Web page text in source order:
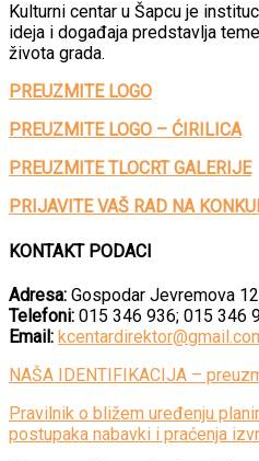
Kulturni centar u Šapcu je
ideja i događaja predstavlja
života grada.
PREUZMITE LOGO
PREUZMITE LOGO – ĆIRILICA
PREUZMITE TLOCRT GALERIJE
PRIJAVITE VAŠ RAD NA
KONTAKT PODACI
Adresa: Gospodar Jevremova
Telefoni: 015 346 936; 015 346
Email:
NAŠA IDENTIFIKACIJA –
Pravilnik o bližem uređenju
postupaka nabavki i praćenja